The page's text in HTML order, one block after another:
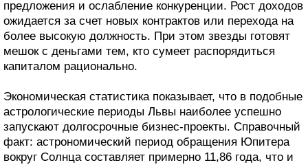
предложения и ослабление конкуренции. Рост доходов
ожидается за счет новых контрактов или перехода на
более высокую должность. При этом звезды готовят
мешок с деньгами тем, кто сумеет распорядиться
капиталом рационально.
Экономическая статистика показывает, что в подобные
астрологические периоды Львы наиболее успешно
запускают долгосрочные бизнес-проекты. Справочный
факт: астрономический период обращения Юпитера
вокруг Солнца составляет примерно 11,86 года, что и